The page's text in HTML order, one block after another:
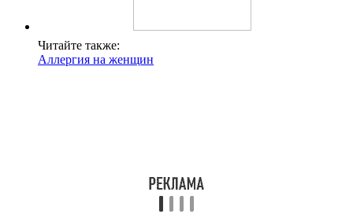
Читайте также:
Аллергия на женщин